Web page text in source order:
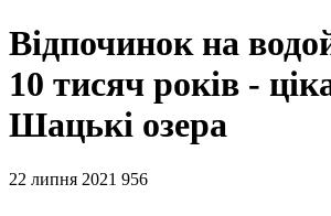
Відпочинок на
10 тисяч років -
Шацькі озера
22 липня 2021 956